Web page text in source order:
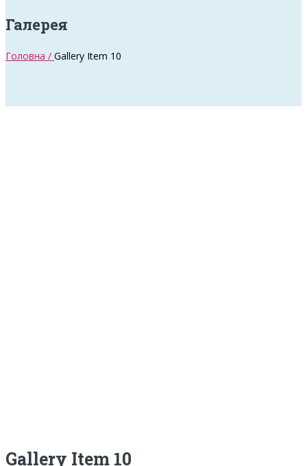
Галерея
Головна / Gallery Item 10
Gallery Item 10